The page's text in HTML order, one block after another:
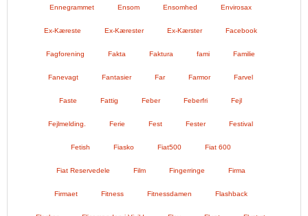
Ennegrammet Ensom Ensomhed Envirosax
Ex-Kæreste Ex-Kærester Ex-Kærster Facebook
Fagforening Fakta Faktura fami Familie
Fanevagt Fantasier Far Farmor Farvel
Faste Fattig Feber Feberfri Fejl
Fejlmelding. Ferie Fest Fester Festival
Fetish Fiasko Fiat500 Fiat 600
Fiat Reservedele Film Fingerringe Firma
Firmaet Fitness Fitnessdamen Flashback